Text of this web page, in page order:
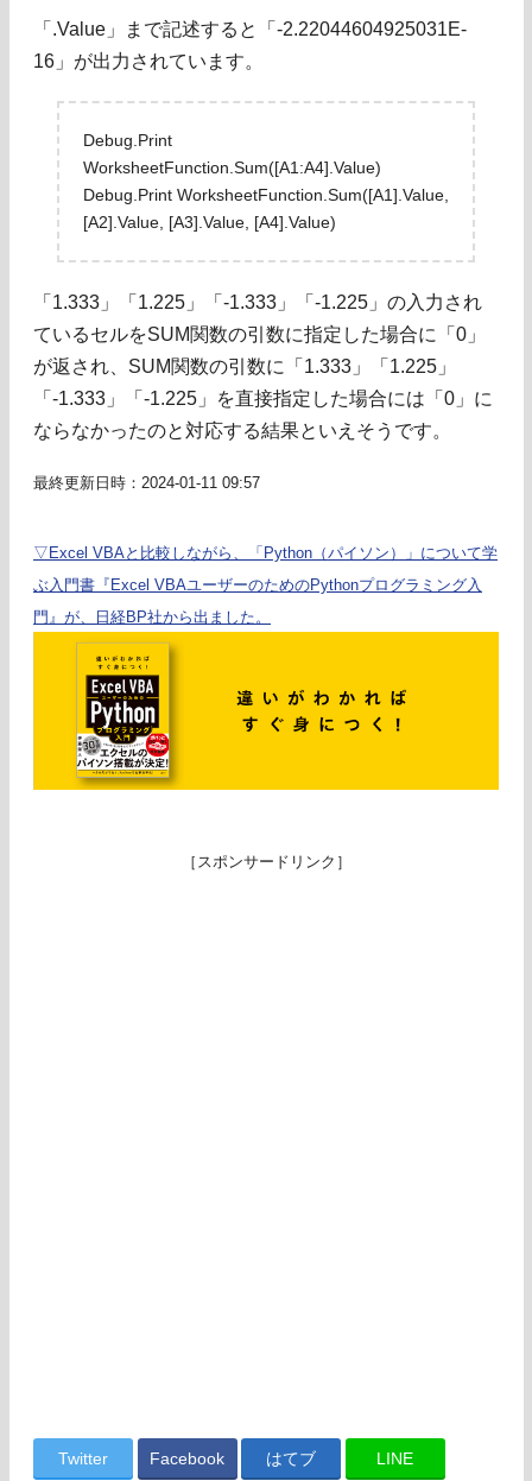
「.Value」まで記述すると「-2.22044604925031E-
16」が出力されています。
Debug.Print
WorksheetFunction.Sum([A1:A4].Value)
Debug.Print WorksheetFunction.Sum([A1].Value,
[A2].Value, [A3].Value, [A4].Value)
「1.333」「1.225」「-1.333」「-1.225」の入力され
ているセルをSUM関数の引数に指定した場合に「0」
が返され、SUM関数の引数に「1.333」「1.225」
「-1.333」「-1.225」を直接指定した場合には「0」に
ならなかったのと対応する結果といえそうです。
最終更新日時：2024-01-11 09:57
▽Excel VBAと比較しながら、「Python（パイソン）」について学
ぶ入門書『Excel VBAユーザーのためのPythonプログラミング入
門』が、日経BP社から出ました。
［スポンサードリンク］
Twitter Facebook はてブ LINE